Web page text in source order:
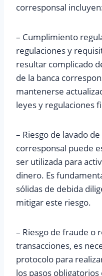
corresponsal
– Cumplimiento
regulaciones y
resultar complicado
de la banca
mantenerse
leyes y regulaciones
– Riesgo de lavado
corresponsal puede
ser utilizada para
dinero. Es
sólidas de debida
mitigar este riesgo.
– Riesgo de fraude o
transacciones, es
protocolo para
los pasos